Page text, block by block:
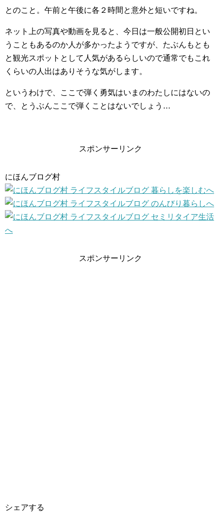
とのこと。午前と午後に各２時間と意外と短いですね。
ネット上の写真や動画を見ると、今日は一般公開初日とい
うこともあるのか人が多かったようですが、たぶんもとも
と観光スポットとして人気があるらしいので通常でもこれ
くらいの人出はありそうな気がします。
というわけで、ここで弾く勇気はいまのわたしにはないの
で、とうぶんここで弾くことはないでしょう…
スポンサーリンク
にほんブログ村
スポンサーリンク
シェアする